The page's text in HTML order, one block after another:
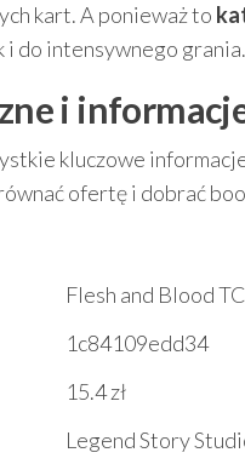
kart. A ponieważ to
i do intensywnego grania.
i
kluczowe
ofertę i dobrać
Flesh and Blood
1c84109edd34
15.4 zł
Legend Story